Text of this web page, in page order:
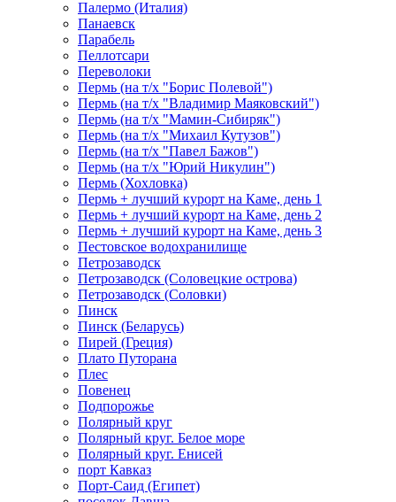
Палермо (Италия)
Панаевск
Парабель
Пеллотсари
Переволоки
Пермь (на т/х "Борис Полевой")
Пермь (на т/х "Владимир Маяковский")
Пермь (на т/х "Мамин-Сибиряк")
Пермь (на т/х "Михаил Кутузов")
Пермь (на т/х "Павел Бажов")
Пермь (на т/х "Юрий Никулин")
Пермь (Хохловка)
Пермь + лучший курорт на Каме, день 1
Пермь + лучший курорт на Каме, день 2
Пермь + лучший курорт на Каме, день 3
Пестовское водохранилище
Петрозаводск
Петрозаводск (Соловецкие острова)
Петрозаводск (Соловки)
Пинск
Пинск (Беларусь)
Пирей (Греция)
Плато Путорана
Плес
Повенец
Подпорожье
Полярный круг
Полярный круг. Белое море
Полярный круг. Енисей
порт Кавказ
Порт-Саид (Египет)